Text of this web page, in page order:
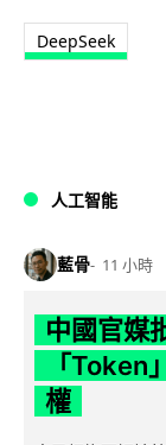
DeepSeek
人工智能
藍骨 11 小時
中國官媒
「Token
權